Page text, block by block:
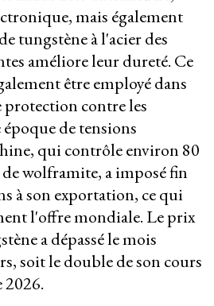
mais également
tungstène à l'acier des
améliore leur dureté. Ce
être employé dans
protection contre les
de tensions
qui contrôle environ 80
wolframite, a imposé fin
à son exportation, ce qui
l'offre mondiale. Le prix
a dépassé le mois
soit le double de son cours
2026.